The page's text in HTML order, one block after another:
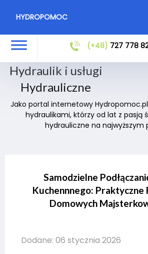
HYDROPOMOC
(+48) 727 778
Hydraulik i usługi
Hydrauliczne
Jako portal internetowy
hydraulikami, którzy od lat z pasją
hydrauliczne na najwyższym
Samodzielne
Kuchennnego: Praktyczne
Domowych
Dodane: 06 stycznia 2026